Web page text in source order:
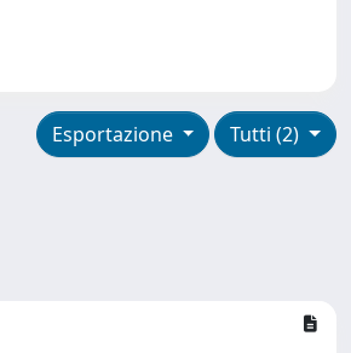
Tutti (2)
Esportazione